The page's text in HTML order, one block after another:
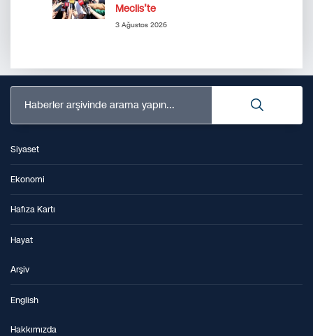
Meclis’te
3 Ağustos 2026
Haberler arşivinde arama yapın...
Siyaset
Ekonomi
Hafıza Kartı
Hayat
Arşiv
English
Hakkımızda